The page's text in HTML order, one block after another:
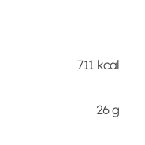
711 kcal
26 g